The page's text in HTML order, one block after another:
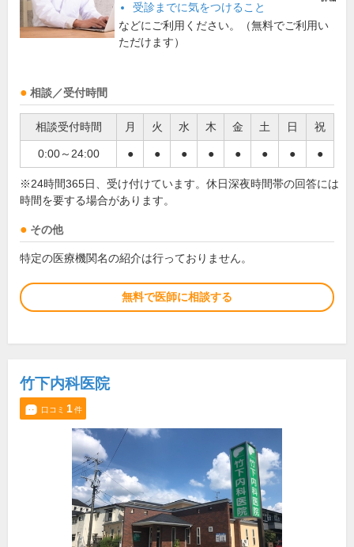
受診までに気をつけること
などにご利用ください。（無料でご利用い
ただけます）
相談／受付時間
相談受付時間 月 火 水 木 金 土 日 祝
0:00～24:00 ● ● ● ● ● ● ● ●
※24時間365日、受け付けています。休日深夜時間帯の回答には
時間を要する場合があります。
その他
特定の医療機関名の紹介は行っておりません。
無料で医師に相談する
竹下内科医院
口コミ 1件